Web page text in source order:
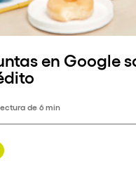
en Google
de 6 min